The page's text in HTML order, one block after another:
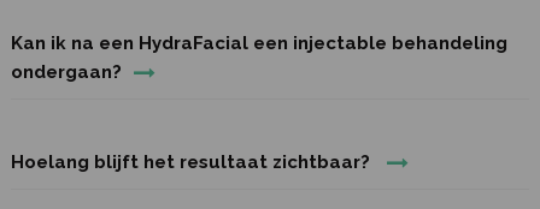
Kan ik na een HydraFacial een injectable behandeling
ondergaan?
Hoelang blijft het resultaat zichtbaar?